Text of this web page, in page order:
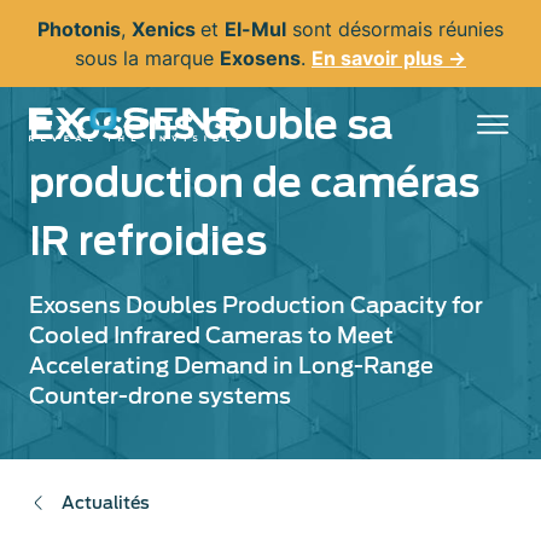
principal
Photonis, Xenics et El-Mul sont désormais réunies
sous la marque Exosens. En savoir plus →
Exosens double sa
production de caméras
IR refroidies
Exosens Doubles Production Capacity for
Cooled Infrared Cameras to Meet
Accelerating Demand in Long-Range
Counter-drone systems
Actualités